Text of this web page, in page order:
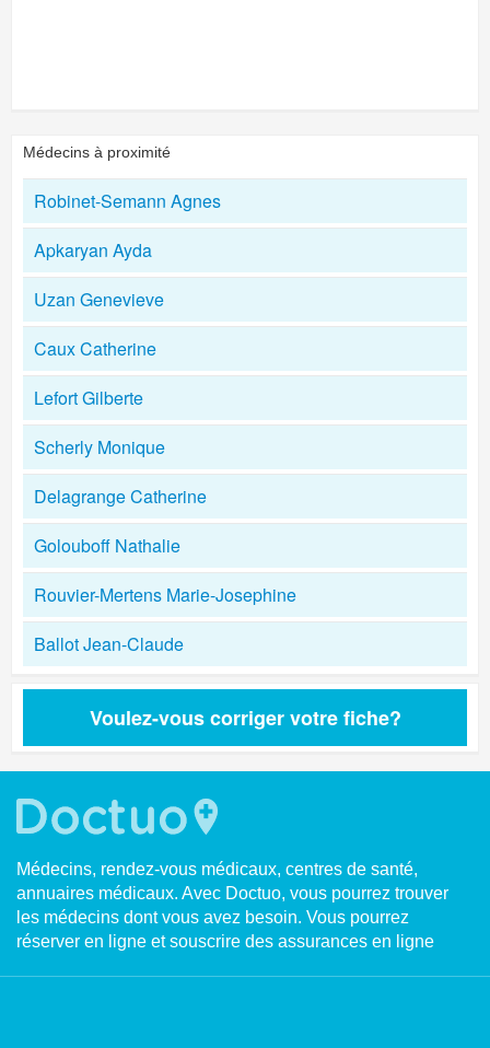
Médecins à proximité
Robinet-Semann Agnes
Apkaryan Ayda
Uzan Genevieve
Caux Catherine
Lefort Gilberte
Scherly Monique
Delagrange Catherine
Golouboff Nathalie
Rouvier-Mertens Marie-Josephine
Ballot Jean-Claude
Voulez-vous corriger votre fiche?
Médecins, rendez-vous médicaux, centres de santé,
annuaires médicaux. Avec Doctuo, vous pourrez trouver
les médecins dont vous avez besoin. Vous pourrez
réserver en ligne et souscrire des assurances en ligne